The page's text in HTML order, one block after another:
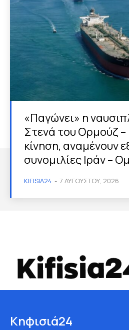
«Παγώνει» η
Στενά του Ορμούζ –
κίνηση, αναμένουν
συνομιλίες Ιράν –
KIFISIA24 - 7 ΑΥΓΟΎΣΤΟΥ, 2026
Κηφισιά24